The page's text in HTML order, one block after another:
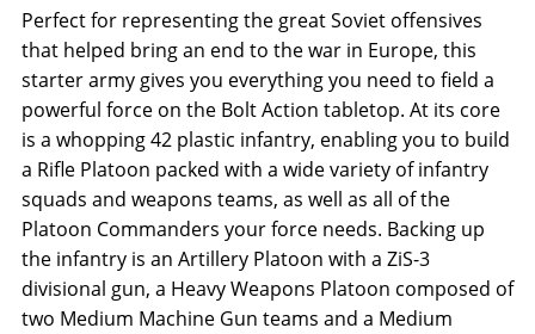
Perfect for representing the great Soviet offensives
that helped bring an end to the war in Europe, this
starter army gives you everything you need to field a
powerful force on the Bolt Action tabletop. At its core
is a whopping 42 plastic infantry, enabling you to build
a Rifle Platoon packed with a wide variety of infantry
squads and weapons teams, as well as all of the
Platoon Commanders your force needs. Backing up
the infantry is an Artillery Platoon with a ZiS-3
divisional gun, a Heavy Weapons Platoon composed of
two Medium Machine Gun teams and a Medium